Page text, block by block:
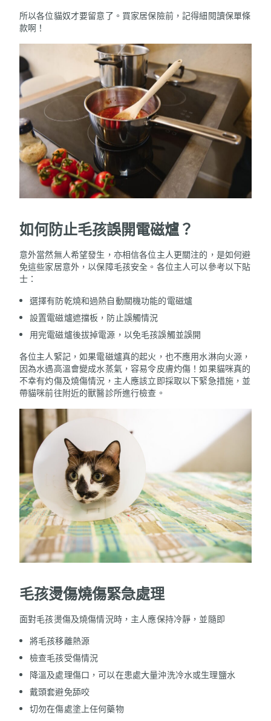
所以各位貓奴才要留意了。買家居保險前，記得細閱讀保單條
款啊！
如何防止毛孩誤開電磁爐？
意外當然無人希望發生，亦相信各位主人更關注的，是如何避
免這些家居意外，以保障毛孩安全。各位主人可以參考以下貼
士：
選擇有防乾燒和過熱自動關機功能的電磁爐
設置電磁爐遮擋板，防止誤觸情況
用完電磁爐後拔掉電源，以免毛孩誤觸並誤開
各位主人緊記，如果電磁爐真的起火，也不應用水淋向火源，
因為水遇高溫會變成水蒸氣，容易令皮膚灼傷！如果貓咪真的
不幸有灼傷及燒傷情況，主人應該立即採取以下緊急措施，並
帶貓咪前往附近的獸醫診所進行檢查。
毛孩燙傷燒傷緊急處理
面對毛孩燙傷及燒傷情況時，主人應保持冷靜，並隨即
將毛孩移離熱源
檢查毛孩受傷情況
降溫及處理傷口，可以在患處大量沖洗冷水或生理鹽水
戴頭套避免舔咬
切勿在傷處塗上任何藥物